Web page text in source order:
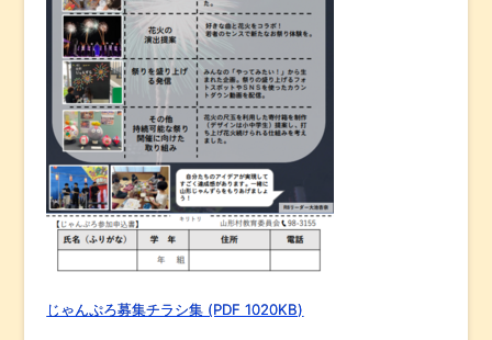
じゃんぷろ募集チラシ集 (PDF 1020KB)